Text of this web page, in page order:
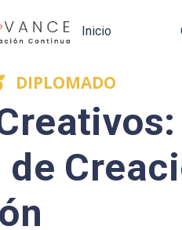
Inicio
DIPLOMADO